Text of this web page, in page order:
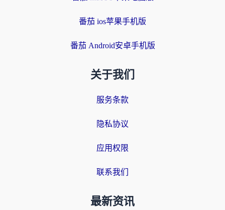
番茄 ios苹果手机版
番茄 Android安卓手机版
关于我们
服务条款
隐私协议
应用权限
联系我们
最新资讯